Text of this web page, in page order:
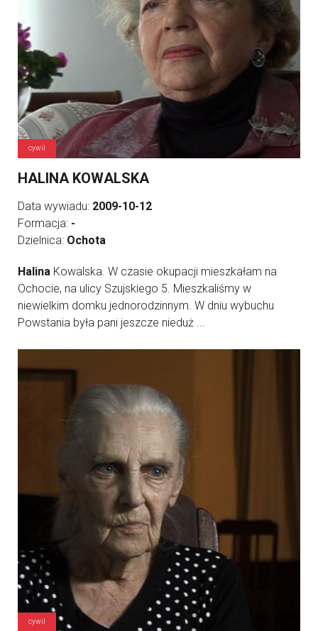
cywil
HALINA KOWALSKA
Data wywiadu: 2009-10-12
Formacja: -
Dzielnica: Ochota
Halina Kowalska. W czasie okupacji mieszkałam na
Ochocie, na ulicy Szujskiego 5. Mieszkaliśmy w
niewielkim domku jednorodzinnym. W dniu wybuchu
Powstania była pani jeszcze nieduż ...
cywil